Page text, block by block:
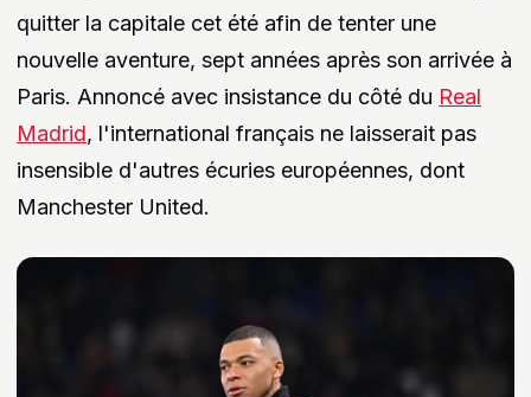
quitter la capitale cet été afin de tenter une
nouvelle aventure, sept années après son arrivée à
Paris. Annoncé avec insistance du côté du Real
Madrid, l'international français ne laisserait pas
insensible d'autres écuries européennes, dont
Manchester United.